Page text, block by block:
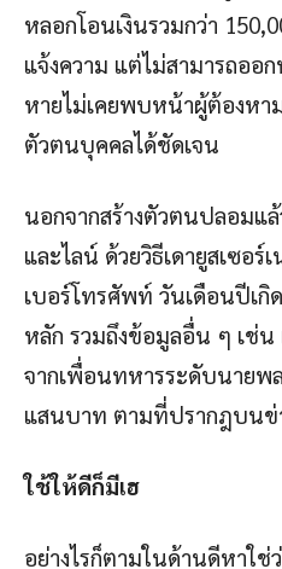
หลอกโอนเงินรวมกว่า
แจ้งความ แต่ไม่สามารถออ
หายไม่เคยพบหน้าผู้ต้องหา
ตัวตนบุคคลได้ชัดเจน
นอกจากสร้างตัวตนปลอมแ
และไลน์ ด้วยวิธีเดายูสเซอร์
เบอร์โทรศัพท์ วันเดือนปีเกิ
หลัก รวมถึงข้อมูลอื่น ๆ เช่น
จากเพื่อนทหารระดับนาย
แสนบาท ตามที่ปรากฎบนข่
ใช้ให้ดีก็มีเฮ
อย่างไรก็ตามในด้านดีหาใ